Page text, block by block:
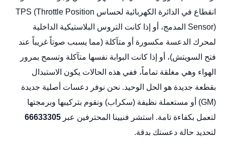
انقطاع في الدائرة الكهربائية لحساس TPS (Throttle Position
Sensor) المدمج، أو إذا كانت التروس البلاستيكية الداخلية
لمحرك الدعسة مكسورة أو متآكلة (مما يسبب صوتاً غريباً عند
فتح السويتش)، أو إذا كانت البوابة نفسها متآكلة وتسمح بمرور
الهواء وهي مغلقة تماماً، ففي هذه الحالات يكون الاستبدال
بقطعة جديدة هو الحل الوحيد. نحن نوفر دعسات أصلية جديدة
(GM) أو مستعملة نظيفة (سكراب) ونقوم بتركيبها وبرمجتها
لتعمل بكفاءة تامة. استشر فنيينا المحترفين عبر 66633305
لتحديد حالة دعستك بدقة.